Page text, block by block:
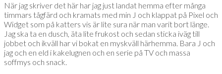
När jag skriver det här har jag just landat hemma efter många
timmars tågfärd och kramats med min J och klappat på Pixel och
Widget som på katters vis är lite sura när man varit bort länge.
Jag ska ta en dusch, äta lite frukost och sedan sticka iväg till
jobbet och ikväll har vi bokat en myskväll härhemma. Bara J och
jag och en eld i kakelugnen och en serie på TV och massa
soffmys och snack.